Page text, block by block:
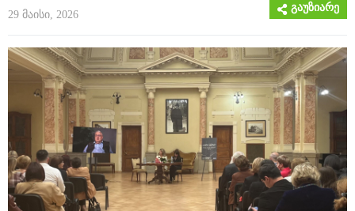
29 მაისი, 2026
გაუზიარე